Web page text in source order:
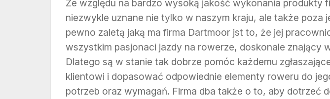
Ze względu na bardzo wysoką jakość wykonania produkty
niezwykle uznane nie tylko w naszym kraju, ale także poza
pewno zaletą jaką ma firma Dartmoor jst to, że jej
wszystkim pasjonaci jazdy na rowerze, doskonale znający
Dlatego są w stanie tak dobrze pomóc każdemu
klientowi i dopasować odpowiednie elementy roweru do
potrzeb oraz wymagań. Firma dba także o to, aby dotrzeć